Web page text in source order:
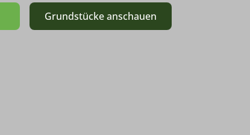
Grundstücke anschauen